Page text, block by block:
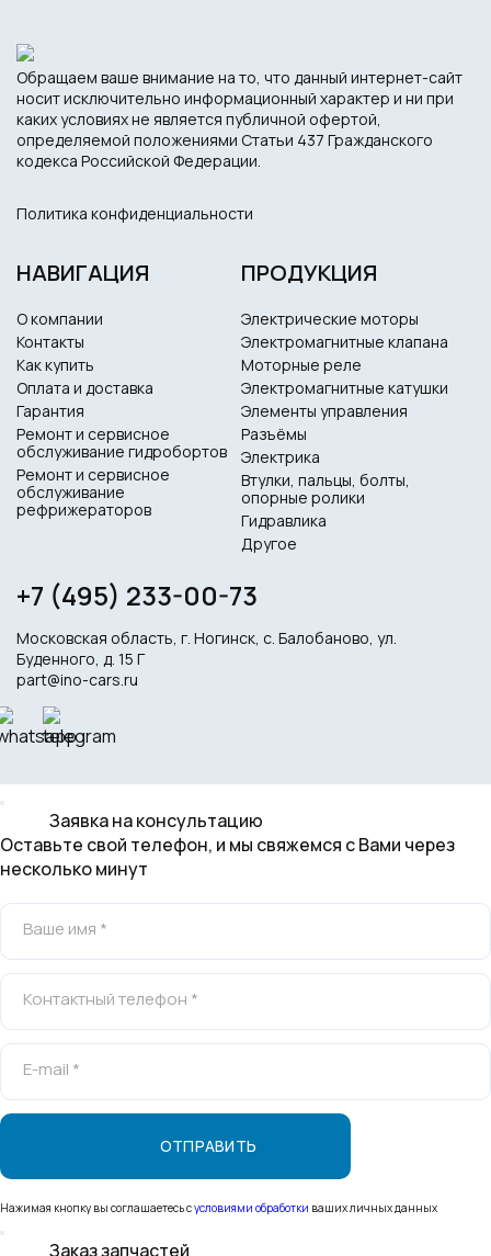
Обращаем ваше внимание на то, что данный интернет-сайт
носит исключительно информационный характер и ни при
каких условиях не является публичной офертой,
определяемой положениями Статьи 437 Гражданского
кодекса Российской Федерации.
Политика конфиденциальности
НАВИГАЦИЯ
О компании
Контакты
Как купить
Оплата и доставка
Гарантия
Ремонт и сервисное
обслуживание гидробортов
Ремонт и сервисное
обслуживание
рефрижераторов
ПРОДУКЦИЯ
Электрические моторы
Электромагнитные клапана
Моторные реле
Электромагнитные катушки
Элементы управления
Разъёмы
Электрика
Втулки, пальцы, болты,
опорные ролики
Гидравлика
Другое
+7 (495) 233-00-73
Московская область, г. Ногинск, с. Балобаново, ул.
Буденного, д. 15 Г
part@ino-cars.ru
Заявка на консультацию
Оставьте свой телефон, и мы свяжемся с Вами через
несколько минут
Ваше имя *
Контактный телефон *
E-mail *
Нажимая кнопку вы соглашаетесь сусловиями обработки ваших личных данных
Заказ запчастей